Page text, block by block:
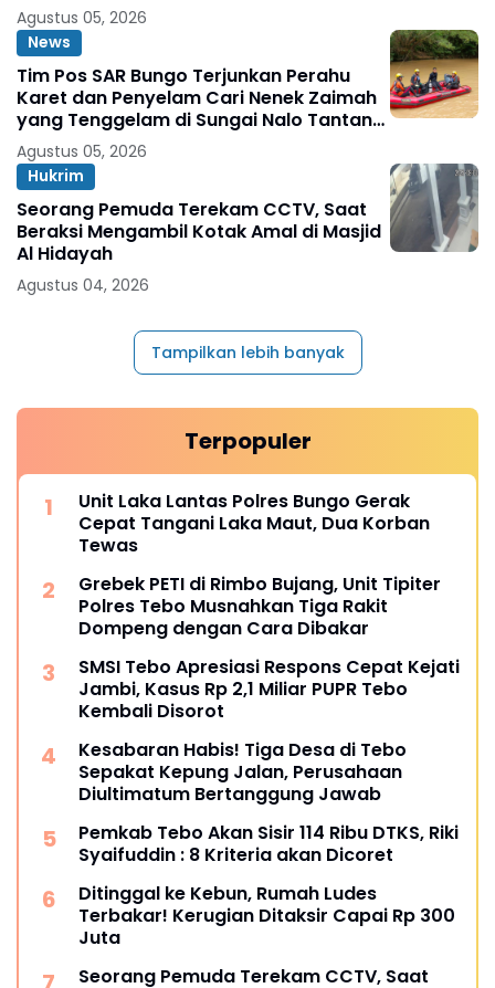
Agustus 05, 2026
News
Tim Pos SAR Bungo Terjunkan Perahu
Karet dan Penyelam Cari Nenek Zaimah
yang Tenggelam di Sungai Nalo Tantan
Merangin
Agustus 05, 2026
Hukrim
Seorang Pemuda Terekam CCTV, Saat
Beraksi Mengambil Kotak Amal di Masjid
Al Hidayah
Agustus 04, 2026
Tampilkan lebih banyak
Terpopuler
Unit Laka Lantas Polres Bungo Gerak
Cepat Tangani Laka Maut, Dua Korban
Tewas
Grebek PETI di Rimbo Bujang, Unit Tipiter
Polres Tebo Musnahkan Tiga Rakit
Dompeng dengan Cara Dibakar
SMSI Tebo Apresiasi Respons Cepat Kejati
Jambi, Kasus Rp 2,1 Miliar PUPR Tebo
Kembali Disorot
Kesabaran Habis! Tiga Desa di Tebo
Sepakat Kepung Jalan, Perusahaan
Diultimatum Bertanggung Jawab
Pemkab Tebo Akan Sisir 114 Ribu DTKS, Riki
Syaifuddin : 8 Kriteria akan Dicoret
Ditinggal ke Kebun, Rumah Ludes
Terbakar! Kerugian Ditaksir Capai Rp 300
Juta
Seorang Pemuda Terekam CCTV, Saat